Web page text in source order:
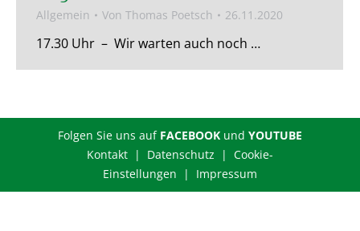
Allgemein Von Thomas Poetsch 26.11.2020
17.30 Uhr – Wir warten auch noch …
Folgen Sie uns auf FACEBOOK und YOUTUBE
Kontakt | Datenschutz | Cookie-
Einstellungen | Impressum